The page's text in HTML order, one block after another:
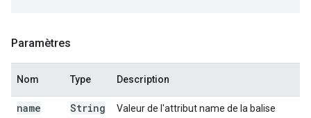
Paramètres
Nom Type Description
name String
Valeur de l'attribut name de la balise